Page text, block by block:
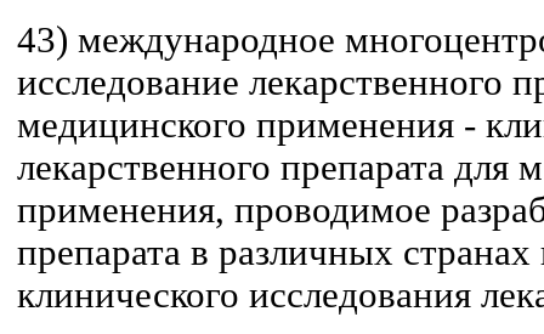
43) международное
исследование лекарственного
медицинского применения -
лекарственного препарата для
применения, проводимое
препарата в различных
клинического исследования